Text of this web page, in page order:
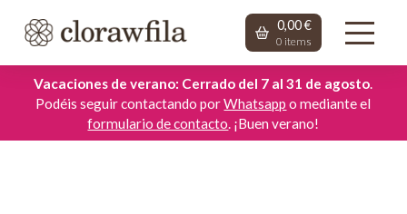
0,00€
0 items
Vacaciones de verano: Cerrado del 7 al 31 de agosto
Podéis seguir contactando porWhatsapp o mediante el
formulario de contacto . ¡Buen verano!